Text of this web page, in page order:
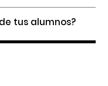
tus alumnos?